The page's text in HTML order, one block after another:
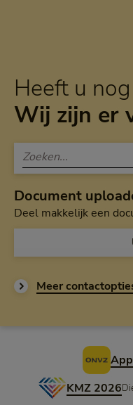
Heeft u
Wij zijn er
Document
Deel makkelijk een
Meer
KMZ 2026